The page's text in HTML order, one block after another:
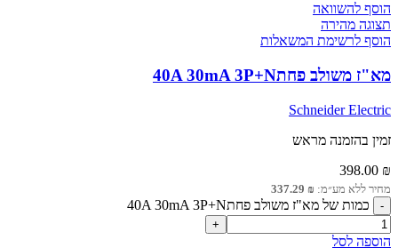
הוסף להשוואה
תצוגה מהירה
הוסף לרשימת המשאלות
מא"ז משולב פחת40A 30mA 3P+N
Schneider Electric
זמין בהזמנה מראש
398.00 ₪
מחיר ללא מע״מ: 337.29 ₪
כמות של מא"ז משולב פחת40A 30mA 3P+N
הוספה לסל